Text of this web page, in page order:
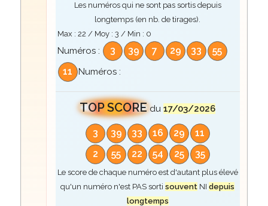
Les numéros qui ne sont pas sortis depuis
longtemps (en nb. de tirages).
Max : 22 / Moy : 3 / Min : 0
Numéros : 3 39 7 29 33
55
11
Numéros :
TOP SCOREdu17/03/2026
3 39 33 16 29
11
2
55 22 54 25 35
Le score de chaque numéro est d'autant plus élevé
qu'un numéro n'est PAS sortisouvent NIdepuis
longtemps